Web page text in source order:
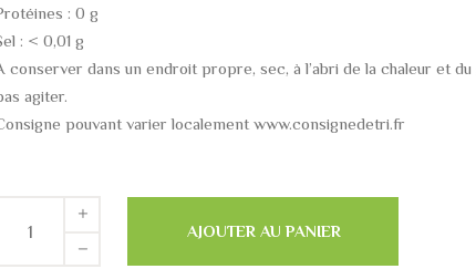
: 0 g
: < 0,01 g
conserver dans un endroit propre, sec, à l’abri de la chaleur et du
agiter.
pouvant varier localement www.consignedetri.fr
AJOUTER AU PANIER